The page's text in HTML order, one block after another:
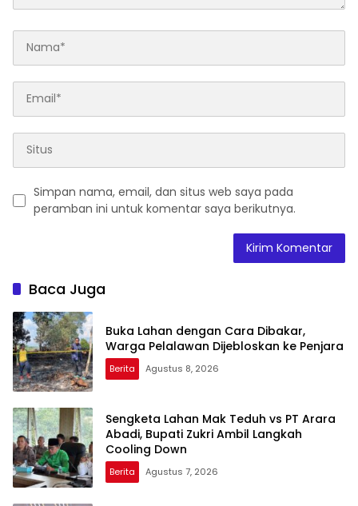
Simpan nama, email, dan situs web saya pada
peramban ini untuk komentar saya berikutnya.
Baca Juga
Buka Lahan dengan Cara Dibakar,
Warga Pelalawan Dijebloskan ke Penjara
Berita Agustus 8, 2026
Sengketa Lahan Mak Teduh vs PT Arara
Abadi, Bupati Zukri Ambil Langkah
Cooling Down
Berita Agustus 7, 2026